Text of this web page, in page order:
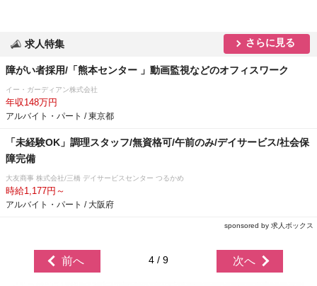
求人特集 さらに見る
障がい者採用/「熊本センター 」動画監視などのオフィスワーク
イー・ガーディアン株式会社
年収148万円
アルバイト・パート / 東京都
「未経験OK」調理スタッフ/無資格可/午前のみ/デイサービス/社会保
障完備
大友商事 株式会社/三橋 デイサービスセンター つるかめ
時給1,177円～
アルバイト・パート / 大阪府
sponsored by 求人ボックス
前へ 4 / 9 次へ